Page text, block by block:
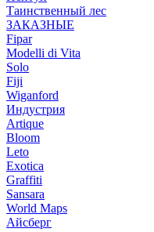
Таинственный лес
ЗАКАЗНЫЕ
Fipar
Modelli di Vita
Solo
Fiji
Wiganford
Индустрия
Artique
Bloom
Leto
Exotica
Graffiti
Sansara
World Maps
Айсберг